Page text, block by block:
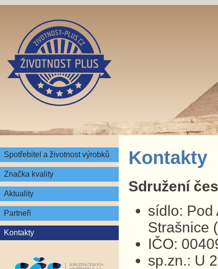
Spotřebitel a životnost výrobků
Značka kvality
Aktuality
Partneři
Kontakty
Kontakty
Sdružení
sídlo: Pod
Strašnice
IČO:
sp.zn.: U